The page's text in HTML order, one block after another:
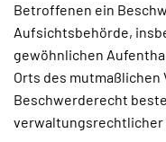
Betroffenen ein
Aufsichtsbehörde,
gewöhnlichen
Orts des mutmaßlichen
Beschwerderecht
verwaltungsrechtlicher